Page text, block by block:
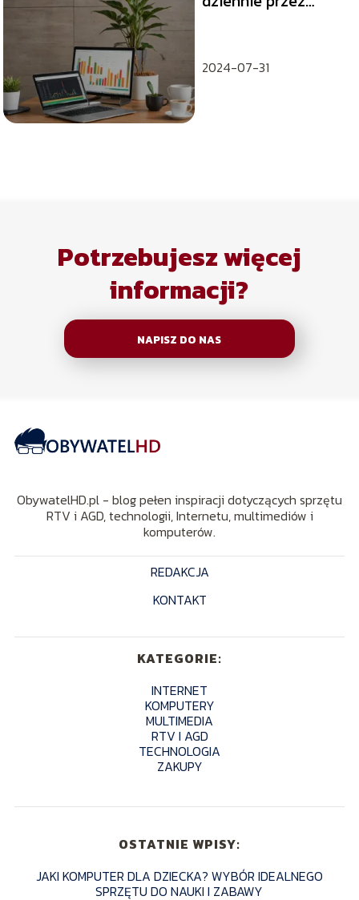
2024-07-31
Potrzebujesz więcej
informacji?
NAPISZ DO NAS
ObywatelHD.pl - blog pełen inspiracji dotyczących sprzętu
RTV i AGD, technologii, Internetu, multimediów i
komputerów.
REDAKCJA
KONTAKT
KATEGORIE:
INTERNET
KOMPUTERY
MULTIMEDIA
RTV I AGD
TECHNOLOGIA
ZAKUPY
OSTATNIE WPISY:
JAKI KOMPUTER DLA DZIECKA? WYBÓR IDEALNEGO
SPRZĘTU DO NAUKI I ZABAWY